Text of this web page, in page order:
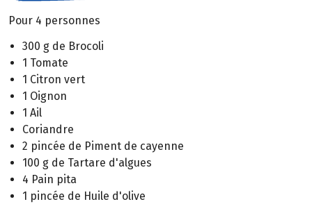
Pour 4 personnes
300 g de Brocoli
1 Tomate
1 Citron vert
1 Oignon
1 Ail
Coriandre
2 pincée de Piment de cayenne
100 g de Tartare d'algues
4 Pain pita
1 pincée de Huile d'olive